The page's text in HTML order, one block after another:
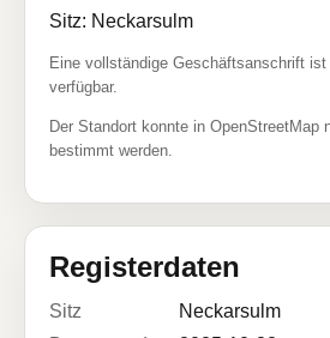
Sitz: Neckarsulm
Eine vollständige Geschäftsanschrift
verfügbar.
Der Standort konnte in OpenStreetMap
bestimmt werden.
Registerdaten
Sitz
Neckarsulm